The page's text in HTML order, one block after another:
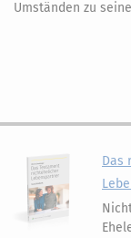
Umständen zu
Das